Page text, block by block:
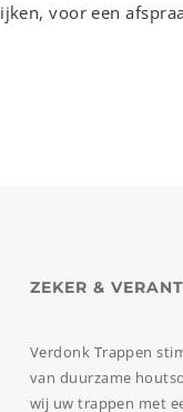
voor een
ZEKER &
Verdonk Trappen
van duurzame
wij uw trappen met